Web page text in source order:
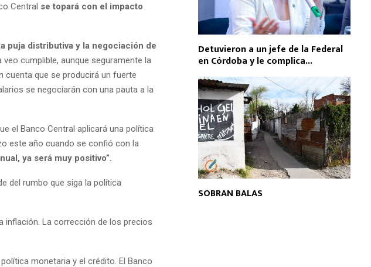
Central se topará con el impacto
puja distributiva y la negociación de
cumplible, aunque seguramente la
cuenta que se producirá un fuerte
se negociarán con una pauta a la
el Banco Central aplicará una política
este año cuando se confió con la
ya será muy positivo”.
del rumbo que siga la política
inflación. La corrección de los precios
monetaria y el crédito. El Banco
Detuvieron a un jefe de la Federal
en Córdoba y le complica...
SOBRAN BALAS